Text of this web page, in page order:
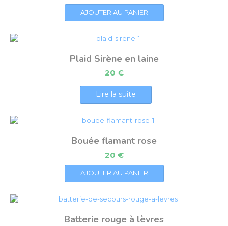
AJOUTER AU PANIER
Plaid Sirène en laine
20 €
Lire la suite
Bouée flamant rose
20 €
AJOUTER AU PANIER
Batterie rouge à lèvres